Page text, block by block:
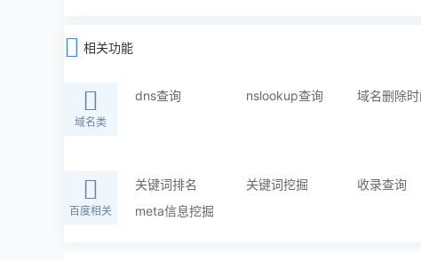
相关功能
域名类
dns查询 nslookup查询 域名删除时
百度相关
关键词排名 关键词挖掘 收录查询
meta信息挖掘